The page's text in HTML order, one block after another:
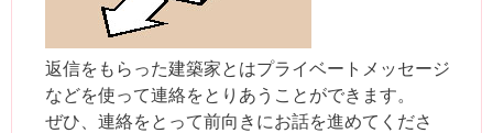
返信をもらった建築家とはプライベートメッセージ
などを使って連絡をとりあうことができます。
ぜひ、連絡をとって前向きにお話を進めてくださ